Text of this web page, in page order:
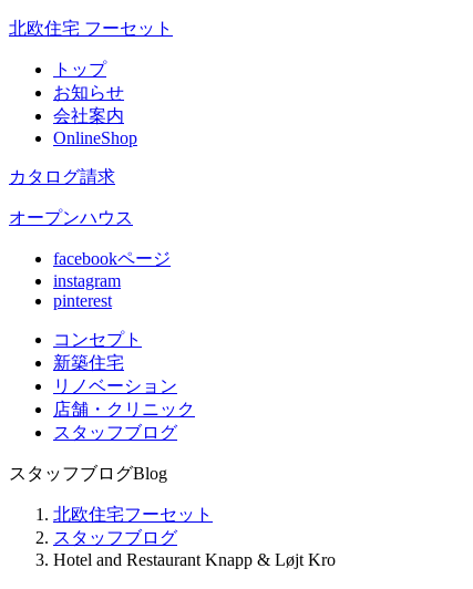
北欧住宅 フーセット
トップ
お知らせ
会社案内
OnlineShop
カタログ請求
オープンハウス
facebookページ
instagram
pinterest
コンセプト
新築住宅
リノベーション
店舗 ・クリニック
スタッフブログ
スタッフブログBlog
北欧住宅フーセット
スタッフブログ
Hotel and Restaurant Knapp & Løjt Kro